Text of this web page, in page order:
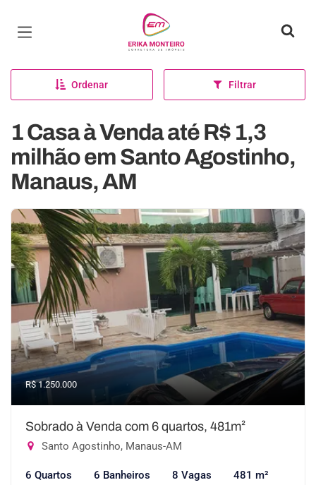
Página inicial
Ordenar Filtrar
1 Casa à Venda até R$ 1,3
milhão em Santo Agostinho,
Manaus, AM
R$ 1.250.000
Sobrado à Venda com 6 quartos, 481m²
Santo Agostinho, Manaus-AM
6 Quartos 6 Banheiros 8 Vagas 481 m²